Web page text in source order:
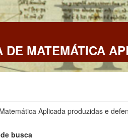
DE MATEMÁTICA
Aplicada produzidas e
busca